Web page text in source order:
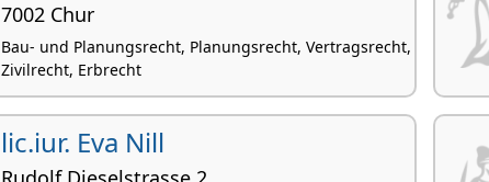
7002 Chur
Bau- und Planungsrecht, Planungsrecht, Vertragsrecht,
Zivilrecht, Erbrecht
lic.iur. Eva Nill